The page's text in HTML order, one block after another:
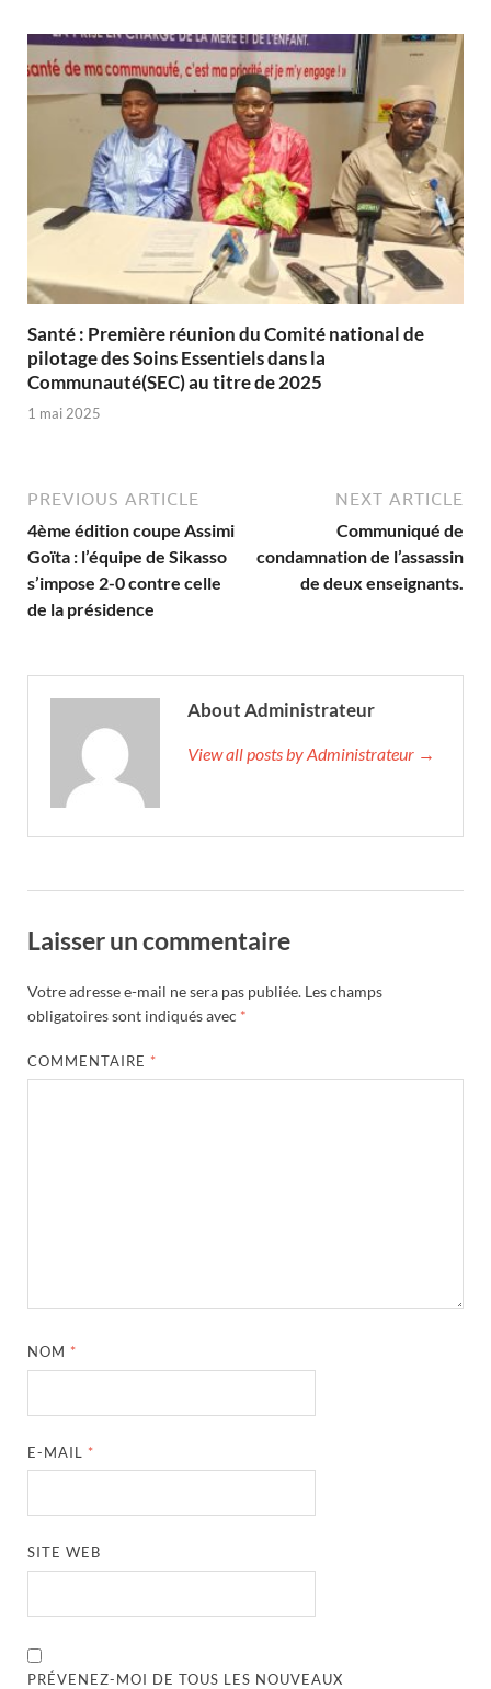
Santé : Première réunion du Comité national de
pilotage des Soins Essentiels dans la
Communauté(SEC) au titre de 2025
1 mai 2025
PREVIOUS ARTICLE
4ème édition coupe Assimi
Goïta : l’équipe de Sikasso
s’impose 2-0 contre celle
de la présidence
NEXT ARTICLE
Communiqué de
condamnation de l’assassin
de deux enseignants.
About Administrateur
View all posts by Administrateur →
Laisser un commentaire
Votre adresse e-mail ne sera pas publiée. Les champs
obligatoires sont indiqués avec *
COMMENTAIRE *
NOM *
E-MAIL *
SITE WEB
PRÉVENEZ-MOI DE TOUS LES NOUVEAUX